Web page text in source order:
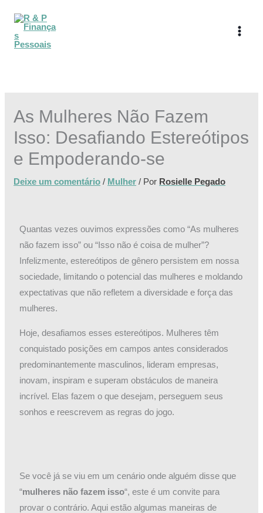
para
As Mulheres Não Fazem
Isso: Desafiando Estereótipos
e Empoderando-se
Deixe um comentário / Mulher / Por Rosielle Pegado
Quantas vezes ouvimos expressões como “As mulheres
não fazem isso” ou “Isso não é coisa de mulher”?
Infelizmente, estereótipos de gênero persistem em nossa
sociedade, limitando o potencial das mulheres e moldando
expectativas que não refletem a diversidade e força das
mulheres.
Hoje, desafiamos esses estereótipos. Mulheres têm
conquistado posições em campos antes considerados
predominantemente masculinos, lideram empresas,
inovam, inspiram e superam obstáculos de maneira
incrível. Elas fazem o que desejam, perseguem seus
sonhos e reescrevem as regras do jogo.
Se você já se viu em um cenário onde alguém disse que
“mulheres não fazem isso“, este é um convite para
provar o contrário. Aqui estão algumas maneiras de